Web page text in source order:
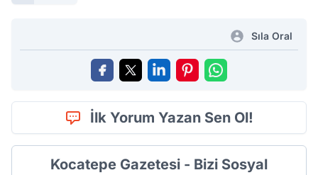
Sıla Oral
İlk Yorum Yazan Sen Ol!
Kocatepe Gazetesi - Bizi Sosyal